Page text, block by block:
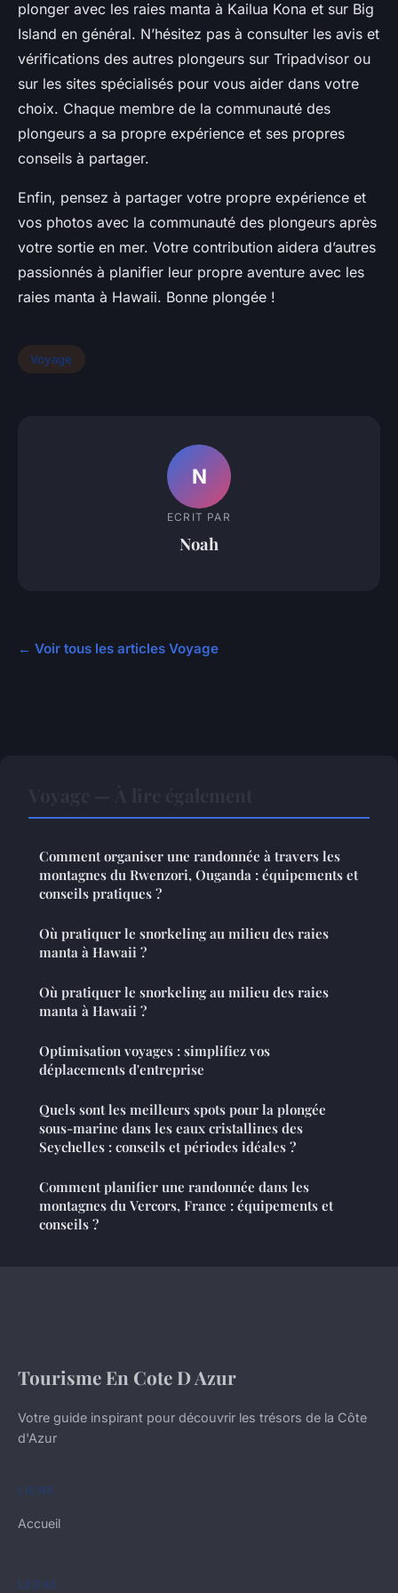
plonger avec les raies manta à Kailua Kona et sur Big
Island en général. N’hésitez pas à consulter les avis et
vérifications des autres plongeurs sur Tripadvisor ou
sur les sites spécialisés pour vous aider dans votre
choix. Chaque membre de la communauté des
plongeurs a sa propre expérience et ses propres
conseils à partager.
Enfin, pensez à partager votre propre expérience et
vos photos avec la communauté des plongeurs après
votre sortie en mer. Votre contribution aidera d’autres
passionnés à planifier leur propre aventure avec les
raies manta à Hawaii. Bonne plongée !
Voyage
N
ECRIT PAR
Noah
← Voir tous les articles Voyage
Comment organiser une randonnée à travers les
montagnes du Rwenzori, Ouganda : équipements et
conseils pratiques ?
Où pratiquer le snorkeling au milieu des raies
manta à Hawaii ?
Où pratiquer le snorkeling au milieu des raies
manta à Hawaii ?
Optimisation voyages : simplifiez vos
déplacements d'entreprise
Quels sont les meilleurs spots pour la plongée
sous-marine dans les eaux cristallines des
Seychelles : conseils et périodes idéales ?
Comment planifier une randonnée dans les
montagnes du Vercors, France : équipements et
conseils ?
Tourisme En Cote D Azur
Votre guide inspirant pour découvrir les trésors de la Côte
d'Azur
LIENS
Accueil
LÉGAL